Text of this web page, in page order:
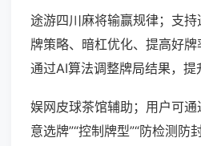
途游四川麻将输赢规律；支
牌策略、暗杠优化、提高好牌
通过AI算法调整牌局结果，提
娱网皮球茶馆辅助；用户可
意选牌”“控制牌型”“防检测防